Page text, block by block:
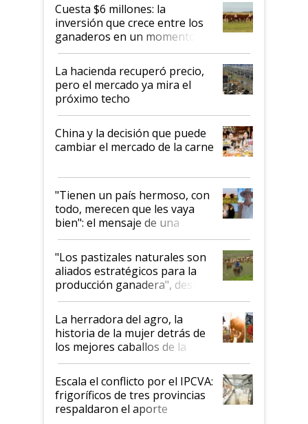
Cuesta $6 millones: la
inversión que crece entre los
ganaderos en un momento
histórico para la actividad
La hacienda recuperó precio,
pero el mercado ya mira el
próximo techo
China y la decisión que puede
cambiar el mercado de la carne
"Tienen un país hermoso, con
todo, merecen que les vaya
bien": el mensaje de una
ganadera uruguaya sobre las
oportunidades que se abren
para el agro en Argentina, con
foco en la carne
"Los pastizales naturales son
aliados estratégicos para la
producción ganadera", destaca
la iniciativa que ya reúne a 46
establecimientos en Argentina
La herradora del agro, la
historia de la mujer detrás de
los mejores caballos de la
Argentina y los mitos que
todavía hacen sufrir a estos
animales: "Mientras me
descalificaban, yo seguí
haciendo currículum"
Escala el conflicto por el IPCVA:
frigoríficos de tres provincias
respaldaron el aporte